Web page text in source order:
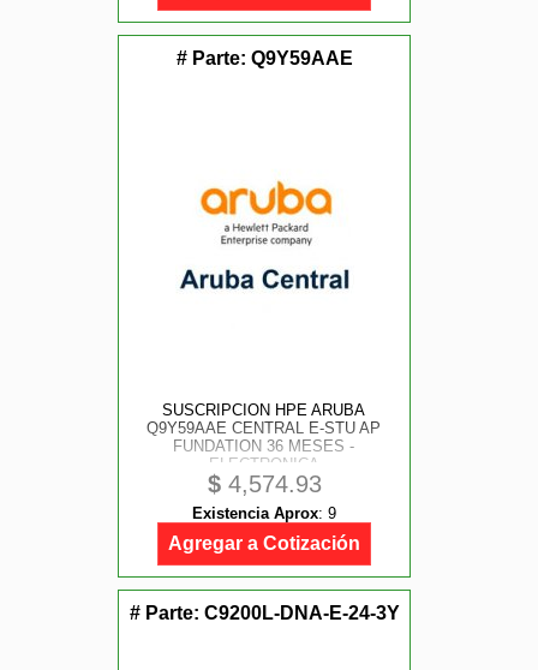
# Parte: Q9Y59AAE
SUSCRIPCION HPE ARUBA
Q9Y59AAE CENTRAL E-STU AP
FUNDATION 36 MESES -
ELECTRONICA
$4,574.93
Existencia Aprox: 9
Agregar a Cotización
# Parte: C9200L-DNA-E-24-3Y